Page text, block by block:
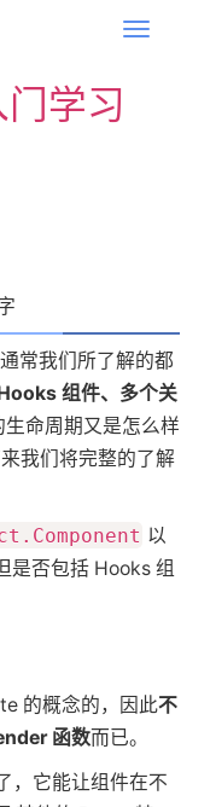
T
i
g
a
t
i
学习
常我们所了解的都
组件、多个关
生命周期又是怎么样
我们将完整的了解
以
是否包括 Hooks 组
的概念的，因此不
函数而已。
，它能让组件在不